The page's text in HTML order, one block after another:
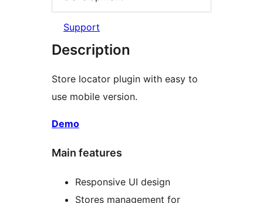
Support
Description
Store locator plugin with easy to
use mobile version.
Demo
Main features
Responsive UI design
Stores management for